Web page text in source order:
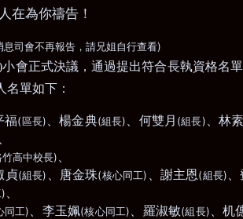
在為你禱告！
息司會不再報告，請兄姐自行查看)
小會正式決議，通過提出符合長執資格名
名單如下：
福( 區長) 、楊金典(組長) 、何雙月 (組長) 、林
竹高中校長)
貞(組長) 、唐金珠(核心同工) 、謝主恩(組長) 、
)
同工) 、李玉姵(核心同工) 羅淑敏(組長) 、机